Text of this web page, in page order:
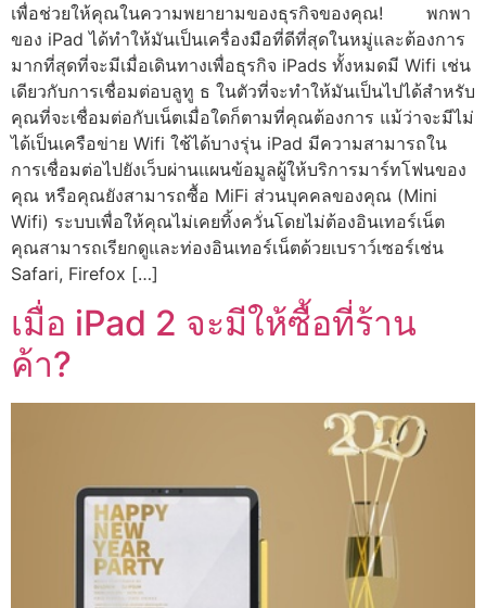
เพื่อช่วยให้คุณในความพยายามของธุรกิจของคุณ! พกพา
ของ iPad ได้ทำให้มันเป็นเครื่องมือที่ดีที่สุดในหมู่และต้องการ
มากที่สุดที่จะมีเมื่อเดินทางเพื่อธุรกิจ iPads ทั้งหมดมี Wifi เช่น
เดียวกับการเชื่อมต่อบลูทู ธ ในตัวที่จะทำให้มันเป็นไปได้สำหรับ
คุณที่จะเชื่อมต่อกับเน็ตเมื่อใดก็ตามที่คุณต้องการ แม้ว่าจะมีไม่
ได้เป็นเครือข่าย Wifi ใช้ได้บางรุ่น iPad มีความสามารถใน
การเชื่อมต่อไปยังเว็บผ่านแผนข้อมูลผู้ให้บริการมาร์ทโฟนของ
คุณ หรือคุณยังสามารถซื้อ MiFi ส่วนบุคคลของคุณ (Mini
Wifi) ระบบเพื่อให้คุณไม่เคยทิ้งควั่นโดยไม่ต้องอินเทอร์เน็ต
คุณสามารถเรียกดูและท่องอินเทอร์เน็ตด้วยเบราว์เซอร์เช่น
Safari, Firefox […]
เมื่อ iPad 2 จะมีให้ซื้อที่ร้าน
ค้า?